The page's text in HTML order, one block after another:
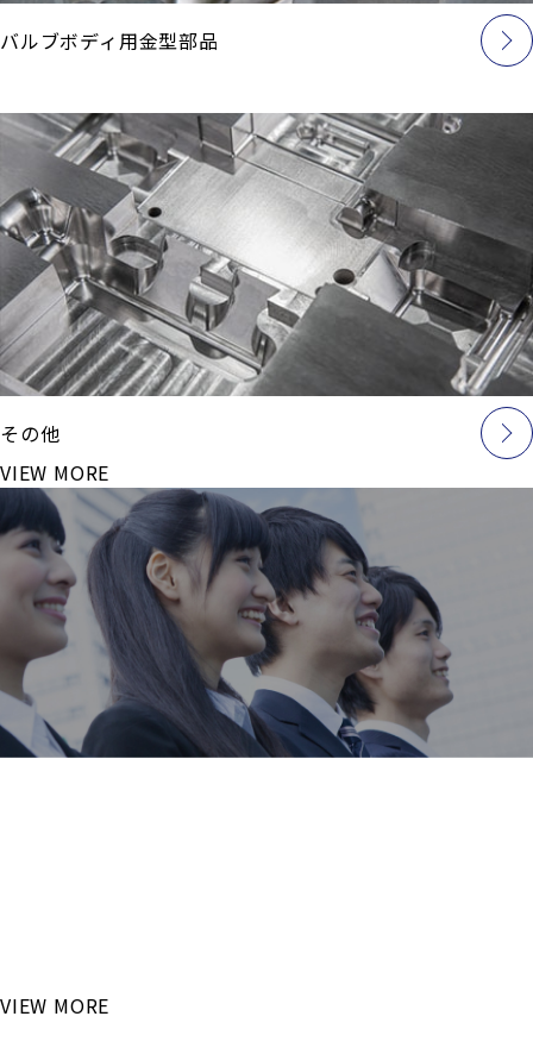
バルブボディ用金型部品
その他
VIEW MORE
VIEW MORE